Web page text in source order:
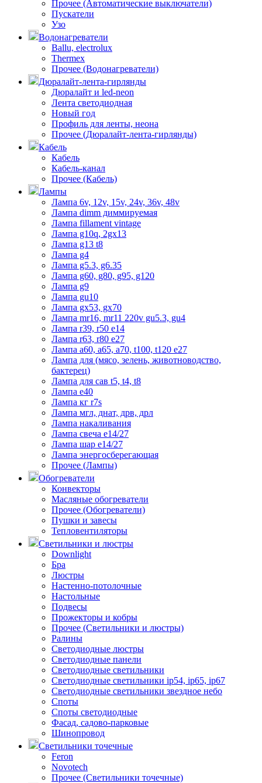
Прочее (Автоматические выключатели)
Пускатели
Узо
Водонагреватели
Ballu, electrolux
Thermex
Прочее (Водонагреватели)
Дюралайт-лента-гирлянды
Дюралайт и led-neon
Лента светодиодная
Новый год
Профиль для ленты, неона
Прочее (Дюралайт-лента-гирлянды)
Кабель
Кабель
Кабель-канал
Прочее (Кабель)
Лампы
Лампа 6v, 12v, 15v, 24v, 36v, 48v
Лампа dimm диммируемая
Лампа fillament vintage
Лампа g10q, 2gx13
Лампа g13 t8
Лампа g4
Лампа g5.3, g6.35
Лампа g60, g80, g95, g120
Лампа g9
Лампа gu10
Лампа gx53, gx70
Лампа mr16, mr11 220v gu5.3, gu4
Лампа r39, r50 е14
Лампа r63, r80 е27
Лампа а60, а65, а70, t100, t120 е27
Лампа для (мясо, зелень, животноводство,
бактерец)
Лампа для сав t5, t4, t8
Лампа е40
Лампа кг r7s
Лампа мгл, днат, дрв, дрл
Лампа накаливания
Лампа свеча е14/27
Лампа шар е14/27
Лампа энергосберегающая
Прочее (Лампы)
Обогреватели
Конвекторы
Масляные обогреватели
Прочее (Обогреватели)
Пушки и завесы
Тепловентиляторы
Светильники и люстры
Downlight
Бра
Люстры
Настенно-потолочные
Настольные
Подвесы
Прожекторы и кобры
Прочее (Светильники и люстры)
Ралины
Светодиодные люстры
Светодиодные панели
Светодиодные светильники
Светодиодные светильники ip54, ip65, ip67
Светодиодные светильники звездное небо
Споты
Споты светодиодные
Фасад, садово-парковые
Шинопровод
Светильники точечные
Feron
Novotech
Прочее (Светильники точечные)